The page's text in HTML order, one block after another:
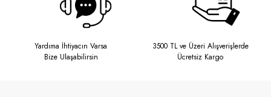
Yardıma İhtiyacın Varsa
Bize Ulaşabilirsin
3500 TL ve Üzeri Alışverişlerde
Ücretsiz Kargo